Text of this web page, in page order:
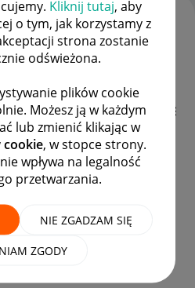
Kliknij tutaj, aby
o tym, jak korzystamy z
strona zostanie
odświeżona.
plików cookie
Możesz ją w każdym
lub zmienić klikając w
cookie, w stopce strony.
wpływa na legalność
przetwarzania.
NIE ZGADZAM SIĘ
ZGODY
paczki
dla adresu mailowego
TEMATY